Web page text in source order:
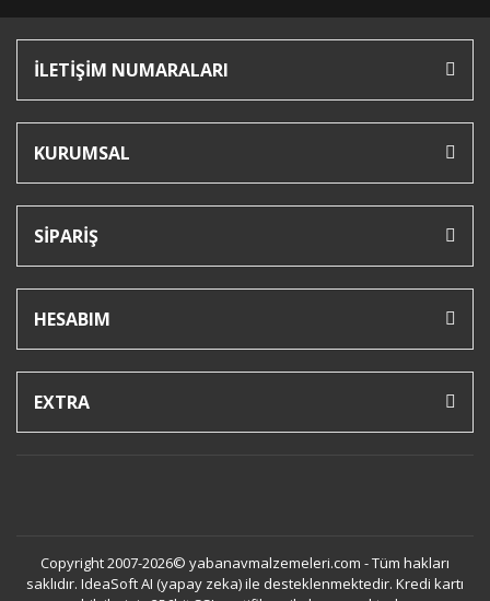
İLETİŞİM NUMARALARI
KURUMSAL
SİPARİŞ
HESABIM
EXTRA
Copyright 2007-2026© yabanavmalzemeleri.com - Tüm hakları
saklıdır. IdeaSoft AI (yapay zeka) ile desteklenmektedir. Kredi kartı